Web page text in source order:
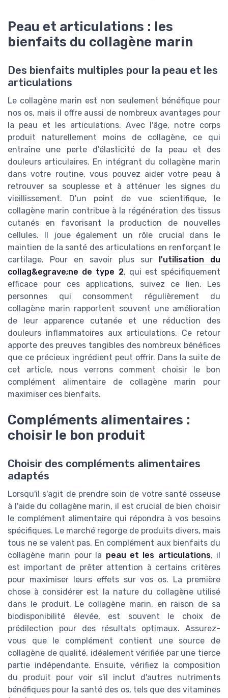
Peau et articulations : les
bienfaits du collagène marin
Des bienfaits multiples pour la peau et les
articulations
Le collagène marin est non seulement bénéfique pour
nos os, mais il offre aussi de nombreux avantages pour
la peau et les articulations. Avec l'âge, notre corps
produit naturellement moins de collagène, ce qui
entraîne une perte d'élasticité de la peau et des
douleurs articulaires. En intégrant du collagène marin
dans votre routine, vous pouvez aider votre peau à
retrouver sa souplesse et à atténuer les signes du
vieillissement. D'un point de vue scientifique, le
collagène marin contribue à la régénération des tissus
cutanés en favorisant la production de nouvelles
cellules. Il joue également un rôle crucial dans le
maintien de la santé des articulations en renforçant le
cartilage. Pour en savoir plus sur
l'utilisation du
collag&egrave;ne de type 2, qui est spécifiquement
efficace pour ces applications, suivez ce lien. Les
personnes qui consomment régulièrement du
collagène marin rapportent souvent une amélioration
de leur apparence cutanée et une réduction des
douleurs inflammatoires aux articulations. Ce retour
apporte des preuves tangibles des nombreux bénéfices
que ce précieux ingrédient peut offrir. Dans la suite de
cet article, nous verrons comment choisir le bon
complément alimentaire de collagène marin pour
maximiser ces bienfaits.
Compléments alimentaires :
choisir le bon produit
Choisir des compléments alimentaires
adaptés
Lorsqu'il s'agit de prendre soin de votre santé osseuse
à l'aide du collagène marin, il est crucial de bien choisir
le complément alimentaire qui répondra à vos besoins
spécifiques. Le marché regorge de produits divers, mais
tous ne se valent pas. En complément aux bienfaits du
collagène marin pour la peau et les articulations, il
est important de prêter attention à certains critères
pour maximiser leurs effets sur vos os. La première
chose à considérer est la nature du collagène utilisé
dans le produit. Le collagène marin, en raison de sa
biodisponibilité élevée, est souvent le choix de
prédilection pour des résultats optimaux. Assurez-
vous que le complément contient une source de
collagène de qualité, idéalement vérifiée par une tierce
partie indépendante. Ensuite, vérifiez la composition
du produit pour voir s'il inclut d'autres nutriments
bénéfiques pour la santé des os, tels que des vitamines